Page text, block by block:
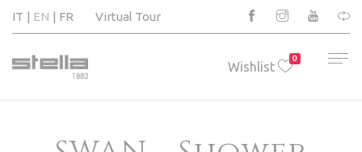
IT EN FR Virtual Tour
Wishlist
0